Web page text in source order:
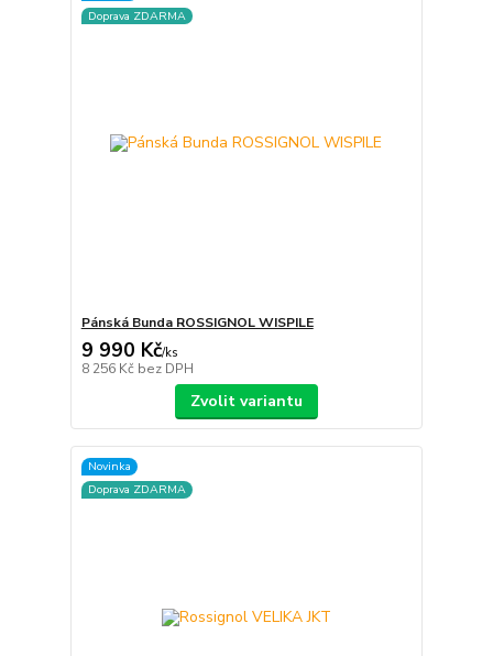
Doprava ZDARMA
Pánská Bunda ROSSIGNOL WISPILE
9 990 Kč/ks
8 256 Kč bez DPH
Zvolit variantu
Novinka
Doprava ZDARMA